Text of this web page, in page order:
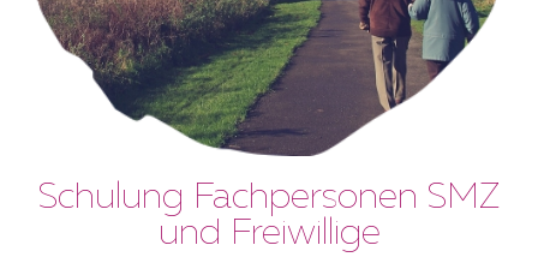
Schulung Fachpersonen SMZ
und Freiwillige